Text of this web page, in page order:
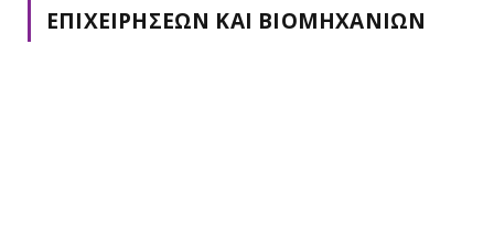
ΕΠΙΧΕΙΡΉΣΕΩΝ ΚΑΙ ΒΙΟΜΗΧΑΝΙΏΝ